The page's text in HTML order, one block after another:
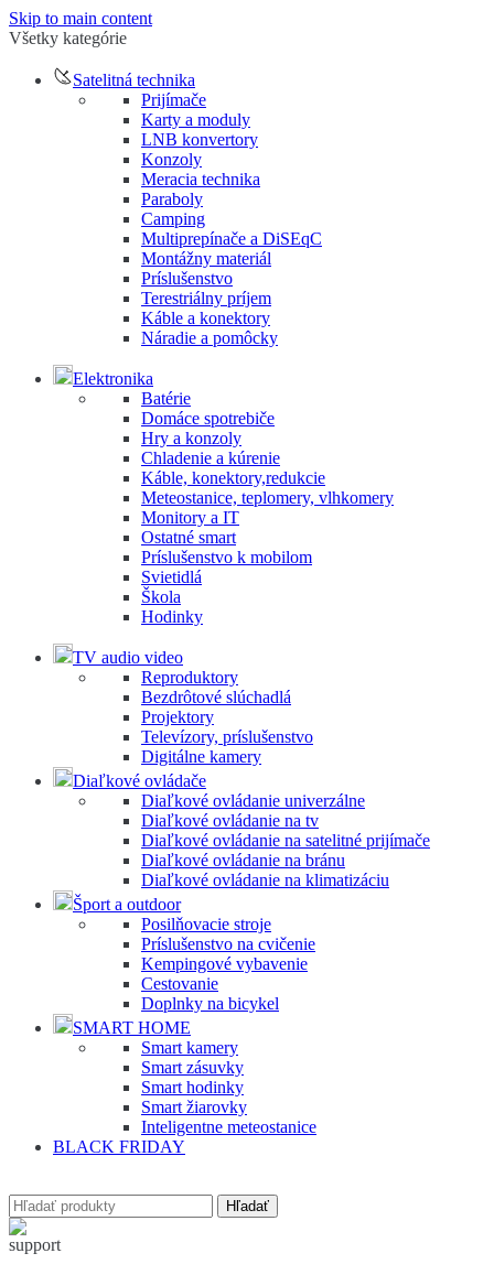
Skip to main content
Všetky kategórie
Satelitná technika
Prijímače
Karty a moduly
LNB konvertory
Konzoly
Meracia technika
Paraboly
Camping
Multiprepínače a DiSEqC
Montážny materiál
Príslušenstvo
Terestriálny príjem
Káble a konektory
Náradie a pomôcky
Elektronika
Batérie
Domáce spotrebiče
Hry a konzoly
Chladenie a kúrenie
Káble, konektory,redukcie
Meteostanice, teplomery, vlhkomery
Monitory a IT
Ostatné smart
Príslušenstvo k mobilom
Svietidlá
Škola
Hodinky
TV audio video
Reproduktory
Bezdrôtové slúchadlá
Projektory
Televízory, príslušenstvo
Digitálne kamery
Diaľkové ovládače
Diaľkové ovládanie univerzálne
Diaľkové ovládanie na tv
Diaľkové ovládanie na satelitné prijímače
Diaľkové ovládanie na bránu
Diaľkové ovládanie na klimatizáciu
Šport a outdoor
Posilňovacie stroje
Príslušenstvo na cvičenie
Kempingové vybavenie
Cestovanie
Doplnky na bicykel
SMART HOME
Smart kamery
Smart zásuvky
Smart hodinky
Smart žiarovky
Inteligentne meteostanice
BLACK FRIDAY
Hľadať